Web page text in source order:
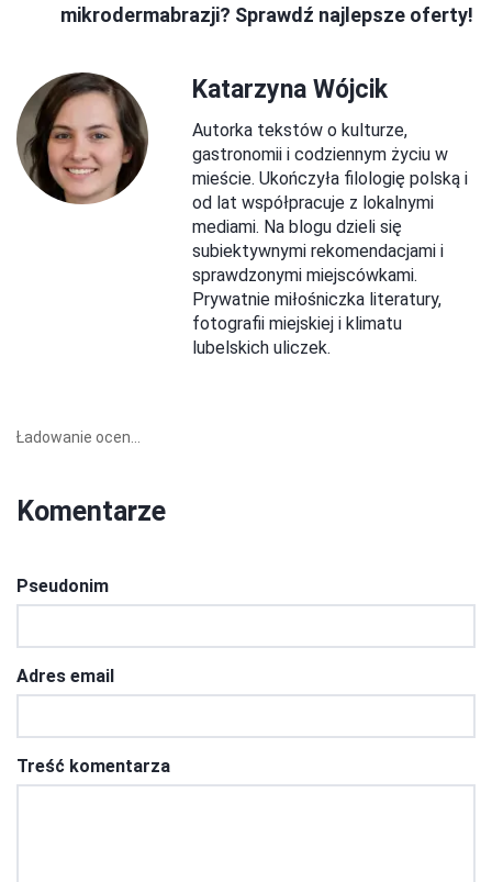
mikrodermabrazji? Sprawdź najlepsze oferty!
Katarzyna Wójcik
Autorka tekstów o kulturze,
gastronomii i codziennym życiu w
mieście. Ukończyła filologię polską i
od lat współpracuje z lokalnymi
mediami. Na blogu dzieli się
subiektywnymi rekomendacjami i
sprawdzonymi miejscówkami.
Prywatnie miłośniczka literatury,
fotografii miejskiej i klimatu
lubelskich uliczek.
Ładowanie ocen...
Komentarze
Pseudonim
Adres email
Treść komentarza